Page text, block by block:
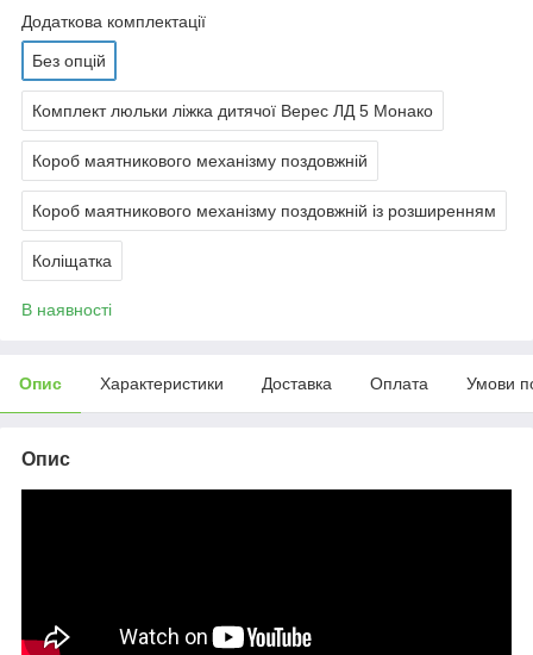
Додаткова комплектації
Без опцій
Комплект люльки ліжка дитячої Верес ЛД 5 Монако
Короб маятникового механізму поздовжній
Короб маятникового механізму поздовжній із розширенням
Коліщатка
В наявності
Опис Характеристики Доставка Оплата Умови
Опис